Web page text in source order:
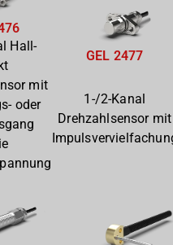
Hall-
mit
oder
GEL 2477
1-/2-Kanal
Drehzahlsensor mit